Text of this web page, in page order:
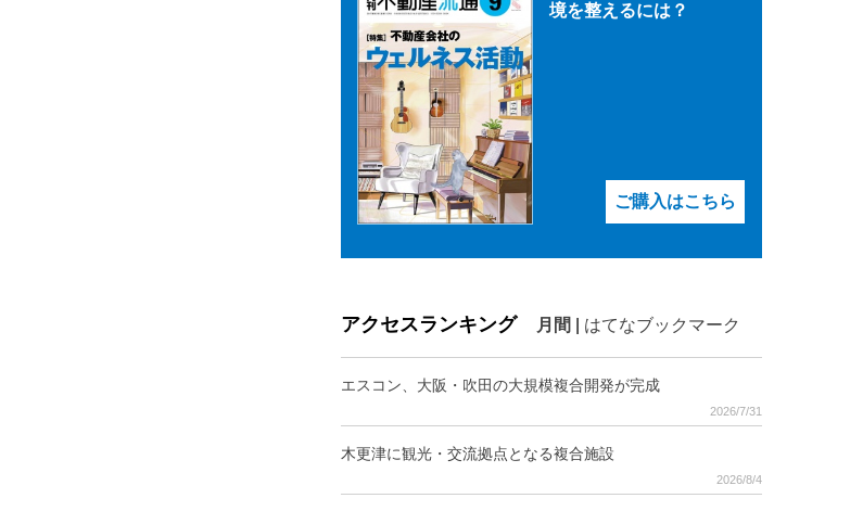
境を整えるには？
ご購入はこちら
アクセスランキング 月間 はてなブックマーク
エスコン、大阪・吹田の大規模複合開発が完成
2026/7/31
木更津に観光・交流拠点となる複合施設
2026/8/4